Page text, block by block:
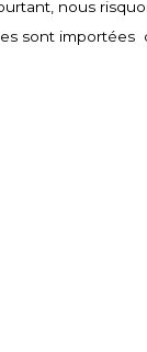
nous
sont importées